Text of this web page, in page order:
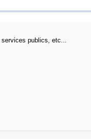
services publics, etc...